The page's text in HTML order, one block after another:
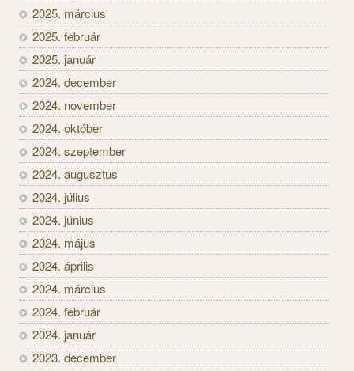
2025. március
2025. február
2025. január
2024. december
2024. november
2024. október
2024. szeptember
2024. augusztus
2024. július
2024. június
2024. május
2024. április
2024. március
2024. február
2024. január
2023. december